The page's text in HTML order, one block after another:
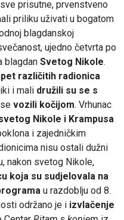
prisutne, prvenstveno
priliku uživati u bogatom
blagdanskoj
ujedno četvrta po
blagdan Svetog Nikole.
pet različitih radionica
i mali družili su se s
vozili kočijom. Vrhunac
Nikole i Krampusa
i zajedničkim
nisu ostali dužni
nakon svetog Nikole,
koja su sudjelovala na
u razdoblju od 8.
održano je i izvlačenje